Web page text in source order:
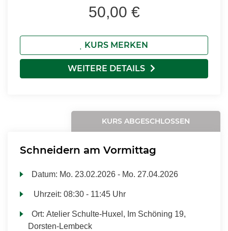
50,00 €
KURS MERKEN
WEITERE DETAILS
KURS ABGESCHLOSSEN
Schneidern am Vormittag
Datum: Mo. 23.02.2026 - Mo. 27.04.2026
Uhrzeit:08:30 - 11:45 Uhr
Ort:Atelier Schulte-Huxel, Im Schöning 19,
Dorsten-Lembeck